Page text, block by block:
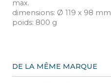
max.
dimensions: Ø 119 x 98 mm
poids: 800 g
DE LA MÊME MARQUE